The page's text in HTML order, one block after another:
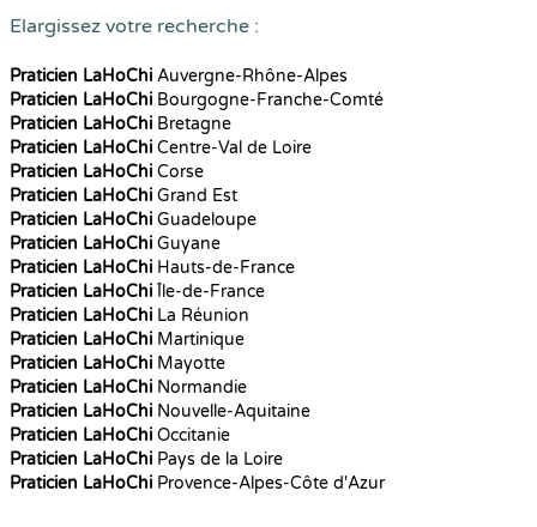
Elargissez votre recherche :
Praticien LaHoChi Auvergne-Rhône-Alpes
Praticien LaHoChi Bourgogne-Franche-Comté
Praticien LaHoChi Bretagne
Praticien LaHoChi Centre-Val de Loire
Praticien LaHoChi Corse
Praticien LaHoChi Grand Est
Praticien LaHoChi Guadeloupe
Praticien LaHoChi Guyane
Praticien LaHoChi Hauts-de-France
Praticien LaHoChi Île-de-France
Praticien LaHoChi La Réunion
Praticien LaHoChi Martinique
Praticien LaHoChi Mayotte
Praticien LaHoChi Normandie
Praticien LaHoChi Nouvelle-Aquitaine
Praticien LaHoChi Occitanie
Praticien LaHoChi Pays de la Loire
Praticien LaHoChi Provence-Alpes-Côte d'Azur